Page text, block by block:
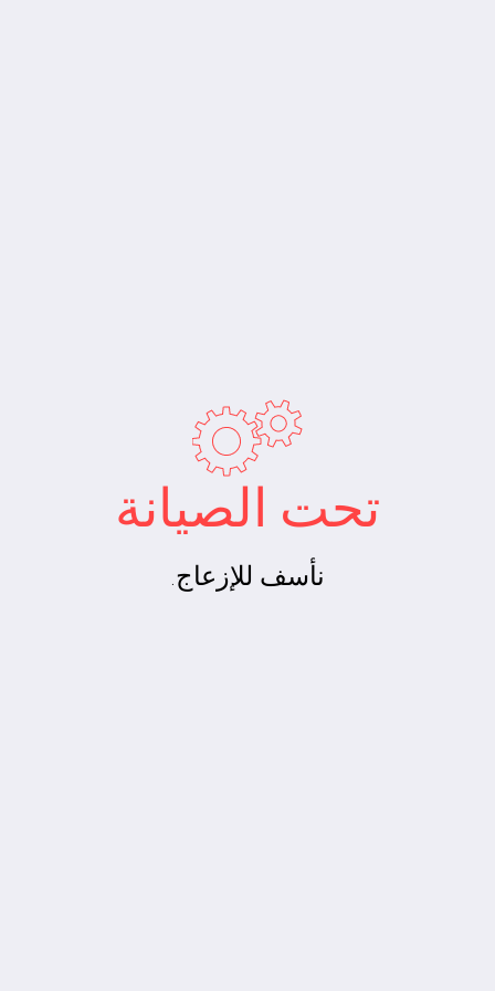
تحت الصيانة
نأسف للإزعاج.